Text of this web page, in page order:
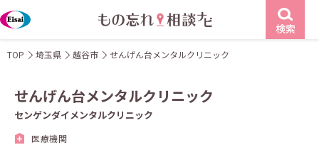
検索
TOP 埼玉県 越谷市 せんげん台メンタルクリニック
せんげん台メンタルクリニック
センゲンダイメンタルクリニック
医療機関